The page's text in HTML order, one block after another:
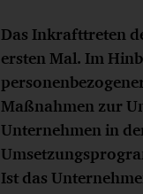
Das Inkrafttreten
ersten Mal. Im
Maßnahmen zur
Unternehmen in
Ist das